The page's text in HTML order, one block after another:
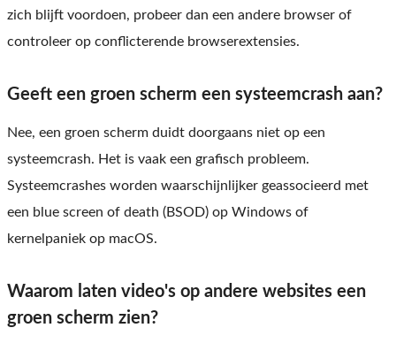
zich blijft voordoen, probeer dan een andere browser of
controleer op conflicterende browserextensies.
Geeft een groen scherm een ​​systeemcrash aan?
Nee, een groen scherm duidt doorgaans niet op een
systeemcrash. Het is vaak een grafisch probleem.
Systeemcrashes worden waarschijnlijker geassocieerd met
een blue screen of death (BSOD) op Windows of
kernelpaniek op macOS.
Waarom laten video's op andere websites een
groen scherm zien?